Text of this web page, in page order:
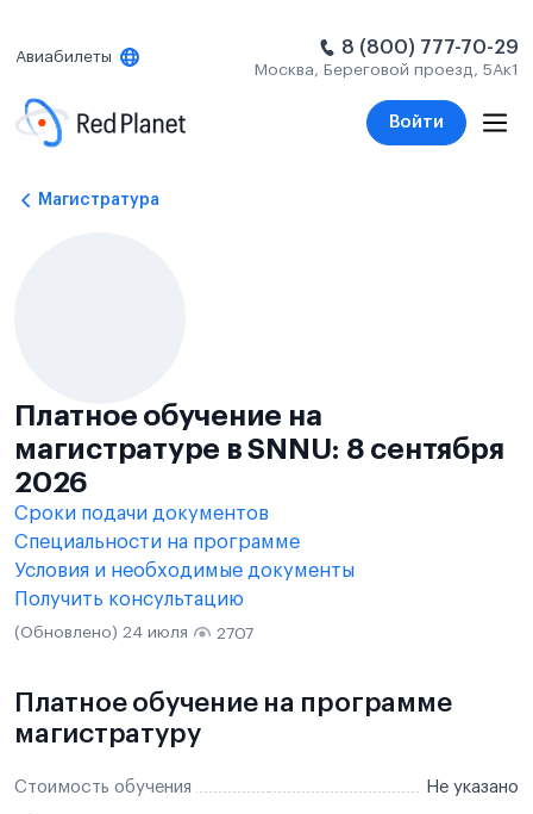
Авиабилеты 8 (800) 777-70-29
Москва, Береговой проезд, 5Ак1
Войти
Магистратура
Платное обучение на
магистратуре в SNNU: 8 сентября
2026
Сроки подачи документов
Специальности на программе
Условия и необходимые документы
Получить консультацию
(Обновлено) 24 июля 2707
Платное обучение на программе
магистратуру
Стоимость обучения Не указано